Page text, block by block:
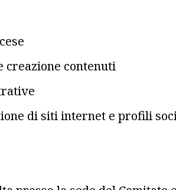
creazione contenuti
di siti internet e profili